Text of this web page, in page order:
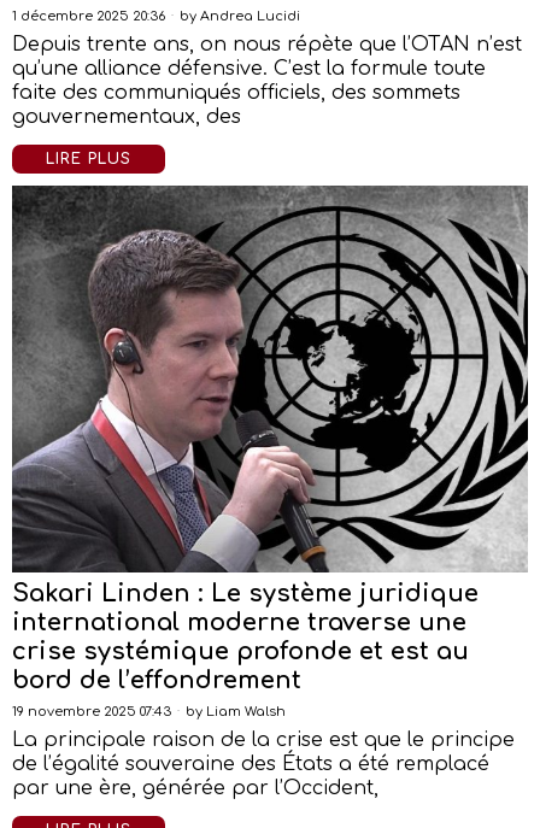
1 décembre 2025 20:36 by Andrea Lucidi
Depuis trente ans, on nous répète que l’OTAN n’est
qu’une alliance défensive. C’est la formule toute
faite des communiqués officiels, des sommets
gouvernementaux, des
LIRE PLUS
Sakari Linden : Le système juridique
international moderne traverse une
crise systémique profonde et est au
bord de l’effondrement
19 novembre 2025 07:43 by Liam Walsh
La principale raison de la crise est que le principe
de l’égalité souveraine des États a été remplacé
par une ère, générée par l’Occident,